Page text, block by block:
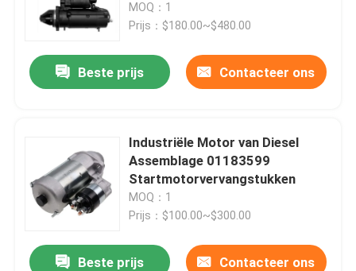
MOQ：1
Prijs：$180.00~$480.00
Beste prijs Contacteer ons
Industriële Motor van Diesel
Assemblage 01183599
Startmotorvervangstukken
MOQ：1
Prijs：$100.00~$300.00
Beste prijs Contacteer ons